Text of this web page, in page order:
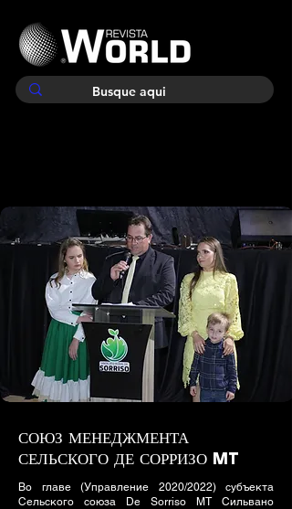
СОЮЗ МЕНЕДЖМЕНТА
СЕЛЬСКОГО ДЕ СОРРИЗО MT
Во главе (Управление 2020/2022) субъекта
Сельского союза De Sorriso MT Сильвано